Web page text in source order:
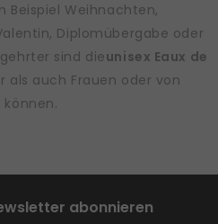
Beispiel Weihnachten,
Diplomübergabe oder
sind dieunisex Eaux de
als auch Frauen oder von
abonnieren